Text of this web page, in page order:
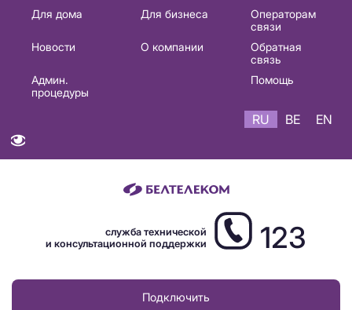
Основная
навигация
Для дома Для бизнеса
Операторам
связи
Новости
О компании
Обратная
связь
Админ.
процедуры
Помощь
RU BE EN
служба технической
и консультационной поддержки
123
Подключить